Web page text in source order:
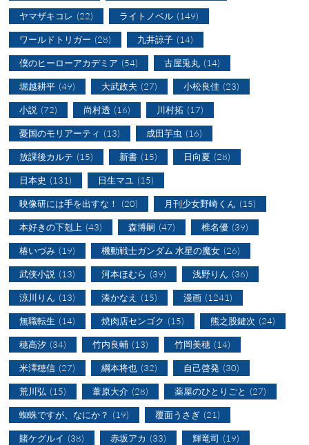
ヤマザキコレ (22) ライトノベル (149)
ワールドトリガー (28) 九井諒子 (14)
僕のヒーローアカデミア (54) 古屋兎丸 (14)
堀越耕平 (49) 大武政夫 (27) 小松良佳 (23)
小説 (72) 尚村透 (16) 川村拓 (17)
憂国のモリアーティ (13) 成田芋虫 (16)
放課後カルテ (15) 新書 (15) 日向夏 (28)
日本史 (131) 日生マユ (15)
映像研には手を出すな！ (20) 月刊少女野崎くん (15)
本好きの下剋上 (43) 森博嗣 (47) 椎名優 (39)
椿いづみ (19) 機動戦士ガンダム 水星の魔女 (26)
武侠小説 (13) 河本ほむら (39) 浅野りん (36)
涼川りん (13) 湊かなえ (15) 漫画 (1241)
無職転生 (14) 焼肉店センゴク (15) 熊之股鍵次 (24)
穂高汐 (34) 竹内良輔 (13) 竹岡美穂 (14)
米澤穂信 (27) 綱本将也 (32) 自己啓発 (30)
荒川弘 (15) 葦原大介 (28) 薬屋のひとりごと (27)
蜘蛛ですが、なにか？ (19) 覆面うさぎ (21)
賭ケグルイ (38) 赤坂アカ (33) 輝竜司 (19)